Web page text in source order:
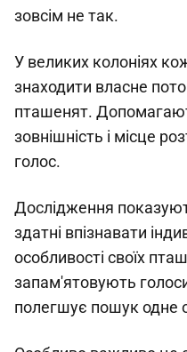
зовсім не так.
У великих колоніях
знаходити власне
пташенят.
зовнішність і місце
голос.
Дослідження
здатні впізнавати
особливості своїх
запам'ятовують
полегшує пошук одне